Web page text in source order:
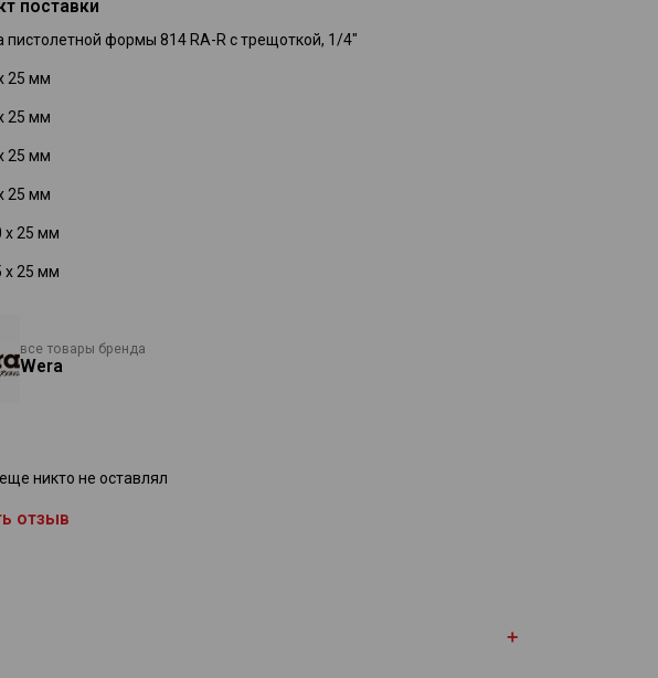
входит кобура для крепления на пояс.
из 7 предметов.
поставки
формы 814 RA-R с трещоткой, 1/4"
25 мм
25 мм
25 мм
25 мм
x 25 мм
x 25 мм
все товары бренда
Wera
никто не оставлял
отзыв